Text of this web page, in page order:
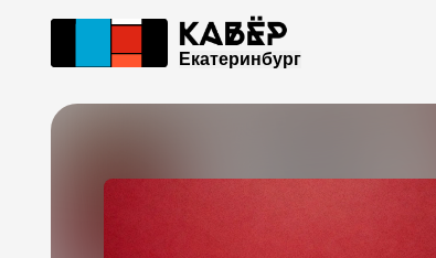
Екатеринбург